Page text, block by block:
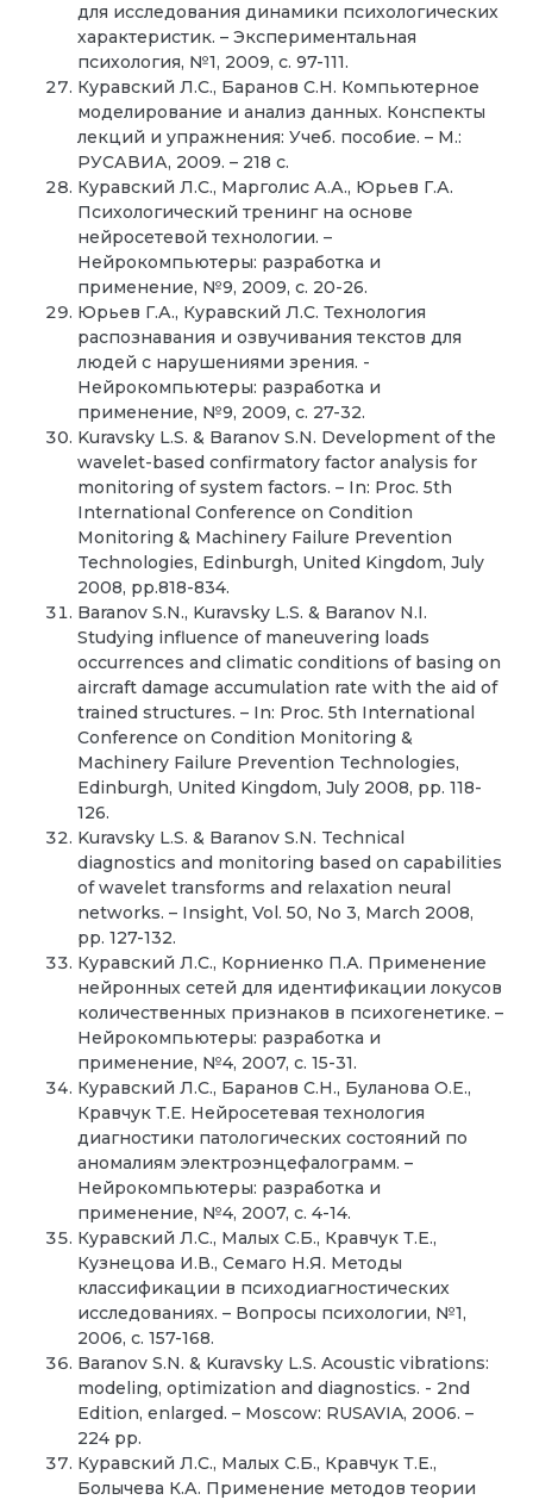
для исследования динамики психологических
характеристик. – Экспериментальная
психология, №1, 2009, с. 97-111.
Куравский Л.С., Баранов С.Н. Компьютерное
моделирование и анализ данных. Конспекты
лекций и упражнения: Учеб. пособие. – М.:
РУСАВИА, 2009. – 218 с.
Куравский Л.С., Марголис А.А., Юрьев Г.А.
Психологический тренинг на основе
нейросетевой технологии. –
Нейрокомпьютеры: разработка и
применение, №9, 2009, с. 20-26.
Юрьев Г.А., Куравский Л.С. Технология
распознавания и озвучивания текстов для
людей с нарушениями зрения. -
Нейрокомпьютеры: разработка и
применение, №9, 2009, с. 27-32.
Kuravsky L.S. & Baranov S.N. Development of the
wavelet-based confirmatory factor analysis for
monitoring of system factors. – In: Proc. 5th
International Conference on Condition
Monitoring & Machinery Failure Prevention
Technologies, Edinburgh, United Kingdom, July
2008, pp.818-834.
Baranov S.N., Kuravsky L.S. & Baranov N.I.
Studying influence of maneuvering loads
occurrences and climatic conditions of basing on
aircraft damage accumulation rate with the aid of
trained structures. – In: Proc. 5th International
Conference on Condition Monitoring &
Machinery Failure Prevention Technologies,
Edinburgh, United Kingdom, July 2008, pp. 118-
126.
Kuravsky L.S. & Baranov S.N. Technical
diagnostics and monitoring based on capabilities
of wavelet transforms and relaxation neural
networks. – Insight, Vol. 50, No 3, March 2008,
pp. 127-132.
Куравский Л.С., Корниенко П.А. Применение
нейронных сетей для идентификации локусов
количественных признаков в психогенетике. –
Нейрокомпьютеры: разработка и
применение, №4, 2007, с. 15-31.
Куравский Л.С., Баранов С.Н., Буланова О.Е.,
Кравчук Т.Е. Нейросетевая технология
диагностики патологических состояний по
аномалиям электроэнцефалограмм. –
Нейрокомпьютеры: разработка и
применение, №4, 2007, с. 4-14.
Куравский Л.С., Малых С.Б., Кравчук Т.Е.,
Кузнецова И.В., Семаго Н.Я. Методы
классификации в психодиагностических
исследованиях. – Вопросы психологии, №1,
2006, с. 157-168.
Baranov S.N. & Kuravsky L.S. Acoustic vibrations:
modeling, optimization and diagnostics. - 2nd
Edition, enlarged. – Moscow: RUSAVIA, 2006. –
224 pp.
Куравский Л.С., Малых С.Б., Кравчук Т.Е.,
Болычева К.А. Применение методов теории